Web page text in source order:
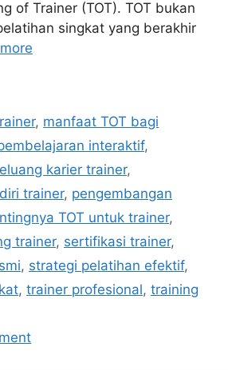
of Trainer (TOT). TOT bukan
singkat yang berakhir
, manfaat TOT bagi
interaktif,
karier trainer,
trainer, pengembangan
TOT untuk trainer,
trainer, sertifikasi trainer,
, strategi pelatihan efektif,
, trainer profesional, training